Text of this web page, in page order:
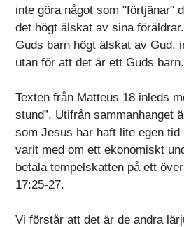
inte göra något som "förtjänar"
det högt älskat av sina
Guds barn högt älskat av Gud,
utan för att det är ett Guds barn.
Texten från Matteus 18 inleds
stund”. Utifrån sammanhanget
som Jesus har haft lite egen
varit med om ett ekonomiskt
betala tempelskatten på ett
17:25-27.
Vi förstår att det är de andra